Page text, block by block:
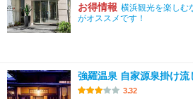
お得情報 横浜観光を楽しむ
がオススメです！
強羅温泉 自家源泉掛け
3.32